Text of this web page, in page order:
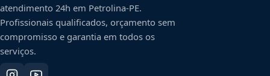
atendimento 24h em Petrolina-PE.
Profissionais qualificados, orçamento sem
compromisso e garantia em todos os
serviços.